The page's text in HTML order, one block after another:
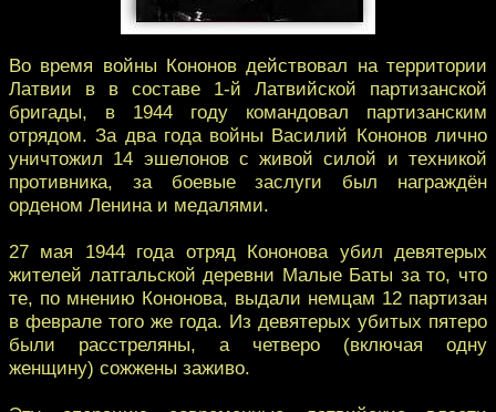
Во время войны Кононов действовал на территории
Латвии в в составе 1-й Латвийской партизанской
бригады, в 1944 году командовал партизанским
отрядом. За два года войны Василий Кононов лично
уничтожил 14 эшелонов с живой силой и техникой
противника, за боевые заслуги был награждён
орденом Ленина и медалями.
27 мая 1944 года отряд Кононова убил девятерых
жителей латгальской деревни Малые Баты за то, что
те, по мнению Кононова, выдали немцам 12 партизан
в феврале того же года. Из девятерых убитых пятеро
были расстреляны, а четверо (включая одну
женщину) сожжены заживо.